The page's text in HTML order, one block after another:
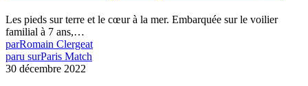
Les pieds sur terre et le cœur à la mer. Embarquée sur le voilier
familial à 7 ans,…
parRomain Clergeat
paru surParis Match
30 décembre 2022